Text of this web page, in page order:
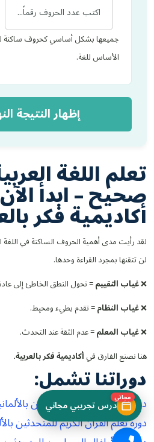
جميعها بشكل أساسي كحروف ساكنة
الأساس للغة.
إظهار النتيجة
تعلم اللغة
صحيح – ابدأ
أكاديمية فكر
لقد رأيت مدى أهمية الحروف الساكنة في اللغة
لن تتقنها بمجرد القراءة وحدها.
❌غياب التقييم= تحول النطق الخاطئ إلى
❌غياب النظام= تقدم بطيء ومحبِط.
❌غياب المعلم= عدم الثقة عند التحدث.
هنا نصنع الفارق فيأكاديمية فكر بالعربية.
دوراتنا تشمل:
دورات اللغة العربية للمتحدثين
دورة تعلّم القرآن الكريم للمتحدثين
مجانيدرس تجريبي مجاني